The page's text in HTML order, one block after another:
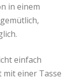
in einem
einfach
einer Tasse